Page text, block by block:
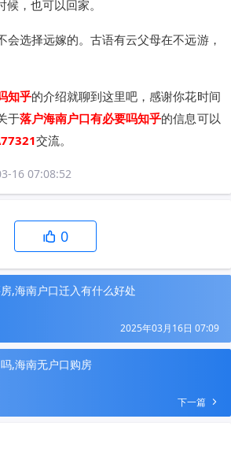
，也可以回家。
会选择远嫁的。古语有云父母在不远游，
知乎的介绍就聊到这里吧，感谢你花时间
于落户海南户口有必要吗知乎的信息可以
交流。
16 07:08:52
0
,海南户口迁入有什么好处
2025年03月16日 07:09
,海南无户口购房
下一篇